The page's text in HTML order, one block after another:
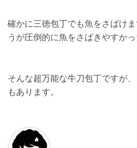
確かに三徳包丁でも魚をさばけ
うが圧倒的に魚をさばきやすかっ
そんな超万能な牛刀包丁ですが
もあります。